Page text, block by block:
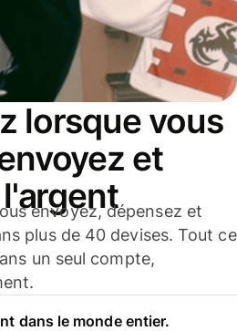
lorsque vous
et
envoyez, dépensez et
plus de 40 devises. Tout ce
un seul compte,
dans le monde entier.